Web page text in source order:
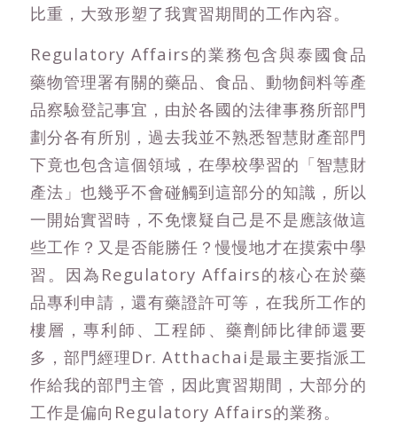
比重，大致形塑了我實習期間的工作內容。
Regulatory Affairs的業務包含與泰國食品
藥物管理署有關的藥品、食品、動物飼料等產
品察驗登記事宜，由於各國的法律事務所部門
劃分各有所別，過去我並不熟悉智慧財產部門
下竟也包含這個領域，在學校學習的「智慧財
產法」也幾乎不會碰觸到這部分的知識，所以
一開始實習時，不免懷疑自己是不是應該做這
些工作？又是否能勝任？慢慢地才在摸索中學
習。因為Regulatory Affairs的核心在於藥
品專利申請，還有藥證許可等，在我所工作的
樓層，專利師、工程師、藥劑師比律師還要
多，部門經理Dr. Atthachai是最主要指派工
作給我的部門主管，因此實習期間，大部分的
工作是偏向Regulatory Affairs的業務。